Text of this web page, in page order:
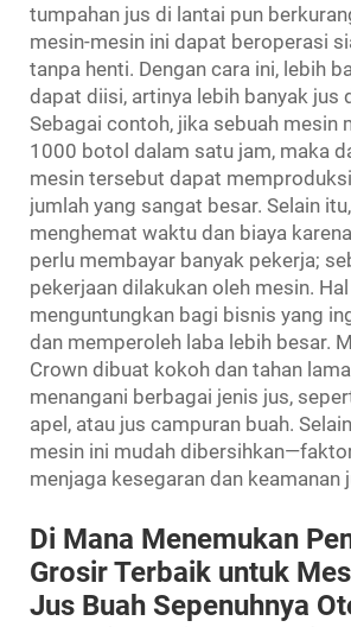
tumpahan jus di lantai pun
mesin-mesin ini dapat beroperasi
tanpa henti. Dengan cara ini, lebih
dapat diisi, artinya lebih banyak jus
Sebagai contoh, jika sebuah mesin
1000 botol dalam satu jam, maka
mesin tersebut dapat
jumlah yang sangat besar. Selain
menghemat waktu dan biaya
perlu membayar banyak pekerja;
pekerjaan dilakukan oleh mesin.
menguntungkan bagi bisnis yang
dan memperoleh laba lebih besar.
Crown dibuat kokoh dan tahan
menangani berbagai jenis jus,
apel, atau jus campuran buah.
mesin ini mudah
menjaga kesegaran dan keamanan
Di Mana Menemukan
Grosir Terbaik untuk
Jus Buah Sepenuhnya